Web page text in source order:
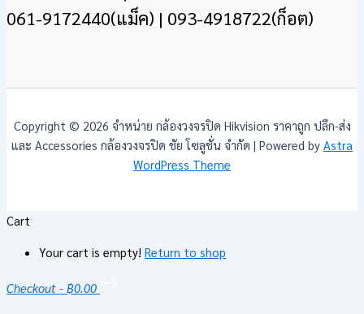
061-9172440(แม็ค) | 093-4918722(ก็อต)
Copyright © 2026 จำหน่าย กล้องวงจรปิด Hikvision ราคาถูก ปลีก-ส่ง
และ Accessories กล้องวงจรปิด ชัย โซลูชั่น จำกัด | Powered by Astra
WordPress Theme
Cart
Your cart is empty! Return to shop
Checkout - ฿0.00